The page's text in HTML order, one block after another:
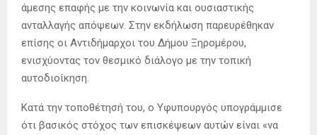
άμεσης επαφής με την κοινωνία και ουσιαστικής
ανταλλαγής απόψεων. Στην εκδήλωση παρευρέθηκαν
επίσης οι Αντιδήμαρχοι του Δήμου Ξηρομέρου,
ενισχύοντας τον θεσμικό διάλογο με την τοπική
αυτοδιοίκηση.
Κατά την τοποθέτησή του, ο Υφυπουργός υπογράμμισε
ότι βασικός στόχος των επισκέψεων αυτών είναι «να